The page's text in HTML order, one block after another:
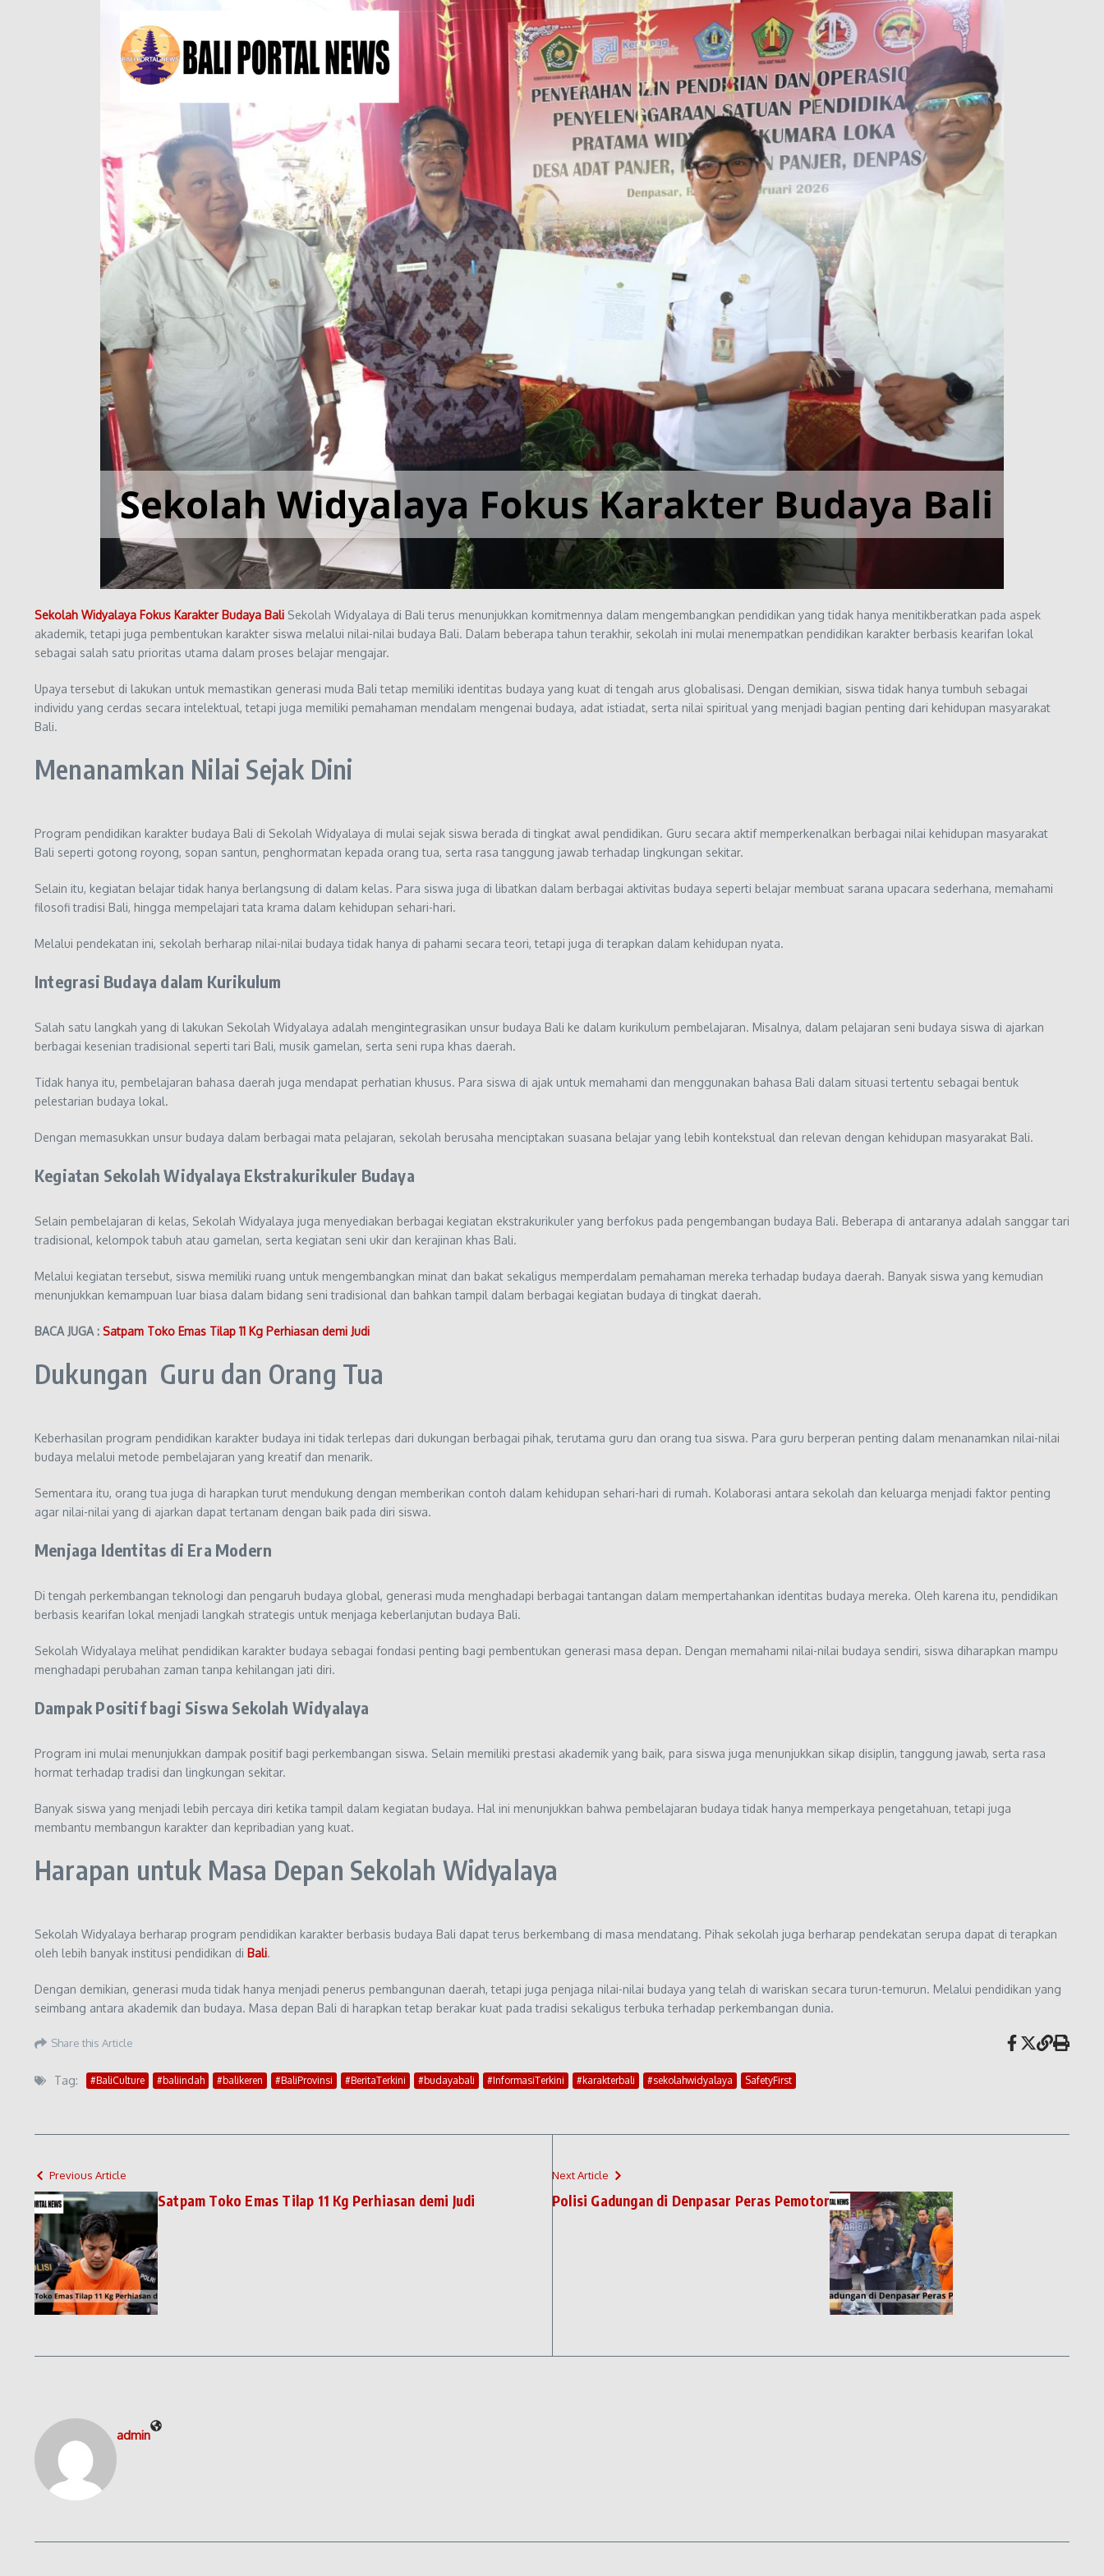
Sekolah Widyalaya Fokus Karakter Budaya Bali Sekolah Widyalaya di Bali terus menunjukkan komitmennya dalam mengembangkan pendidikan yang tidak hanya menitikberatkan pada aspek
akademik, tetapi juga pembentukan karakter siswa melalui nilai-nilai budaya Bali. Dalam beberapa tahun terakhir, sekolah ini mulai menempatkan pendidikan karakter berbasis kearifan lokal
sebagai salah satu prioritas utama dalam proses belajar mengajar.
Upaya tersebut di lakukan untuk memastikan generasi muda Bali tetap memiliki identitas budaya yang kuat di tengah arus globalisasi. Dengan demikian, siswa tidak hanya tumbuh sebagai
individu yang cerdas secara intelektual, tetapi juga memiliki pemahaman mendalam mengenai budaya, adat istiadat, serta nilai spiritual yang menjadi bagian penting dari kehidupan masyarakat
Bali.
Menanamkan Nilai Sejak Dini
Program pendidikan karakter budaya Bali di Sekolah Widyalaya di mulai sejak siswa berada di tingkat awal pendidikan. Guru secara aktif memperkenalkan berbagai nilai kehidupan masyarakat
Bali seperti gotong royong, sopan santun, penghormatan kepada orang tua, serta rasa tanggung jawab terhadap lingkungan sekitar.
Selain itu, kegiatan belajar tidak hanya berlangsung di dalam kelas. Para siswa juga di libatkan dalam berbagai aktivitas budaya seperti belajar membuat sarana upacara sederhana, memahami
filosofi tradisi Bali, hingga mempelajari tata krama dalam kehidupan sehari-hari.
Melalui pendekatan ini, sekolah berharap nilai-nilai budaya tidak hanya di pahami secara teori, tetapi juga di terapkan dalam kehidupan nyata.
Integrasi Budaya dalam Kurikulum
Salah satu langkah yang di lakukan Sekolah Widyalaya adalah mengintegrasikan unsur budaya Bali ke dalam kurikulum pembelajaran. Misalnya, dalam pelajaran seni budaya siswa di ajarkan
berbagai kesenian tradisional seperti tari Bali, musik gamelan, serta seni rupa khas daerah.
Tidak hanya itu, pembelajaran bahasa daerah juga mendapat perhatian khusus. Para siswa di ajak untuk memahami dan menggunakan bahasa Bali dalam situasi tertentu sebagai bentuk
pelestarian budaya lokal.
Dengan memasukkan unsur budaya dalam berbagai mata pelajaran, sekolah berusaha menciptakan suasana belajar yang lebih kontekstual dan relevan dengan kehidupan masyarakat Bali.
Kegiatan Sekolah Widyalaya Ekstrakurikuler Budaya
Selain pembelajaran di kelas, Sekolah Widyalaya juga menyediakan berbagai kegiatan ekstrakurikuler yang berfokus pada pengembangan budaya Bali. Beberapa di antaranya adalah sanggar tari
tradisional, kelompok tabuh atau gamelan, serta kegiatan seni ukir dan kerajinan khas Bali.
Melalui kegiatan tersebut, siswa memiliki ruang untuk mengembangkan minat dan bakat sekaligus memperdalam pemahaman mereka terhadap budaya daerah. Banyak siswa yang kemudian
menunjukkan kemampuan luar biasa dalam bidang seni tradisional dan bahkan tampil dalam berbagai kegiatan budaya di tingkat daerah.
BACA JUGA : Satpam Toko Emas Tilap 11 Kg Perhiasan demi Judi
Dukungan Guru dan Orang Tua
Keberhasilan program pendidikan karakter budaya ini tidak terlepas dari dukungan berbagai pihak, terutama guru dan orang tua siswa. Para guru berperan penting dalam menanamkan nilai-nilai
budaya melalui metode pembelajaran yang kreatif dan menarik.
Sementara itu, orang tua juga di harapkan turut mendukung dengan memberikan contoh dalam kehidupan sehari-hari di rumah. Kolaborasi antara sekolah dan keluarga menjadi faktor penting
agar nilai-nilai yang di ajarkan dapat tertanam dengan baik pada diri siswa.
Menjaga Identitas di Era Modern
Di tengah perkembangan teknologi dan pengaruh budaya global, generasi muda menghadapi berbagai tantangan dalam mempertahankan identitas budaya mereka. Oleh karena itu, pendidikan
berbasis kearifan lokal menjadi langkah strategis untuk menjaga keberlanjutan budaya Bali.
Sekolah Widyalaya melihat pendidikan karakter budaya sebagai fondasi penting bagi pembentukan generasi masa depan. Dengan memahami nilai-nilai budaya sendiri, siswa diharapkan mampu
menghadapi perubahan zaman tanpa kehilangan jati diri.
Dampak Positif bagi Siswa Sekolah Widyalaya
Program ini mulai menunjukkan dampak positif bagi perkembangan siswa. Selain memiliki prestasi akademik yang baik, para siswa juga menunjukkan sikap disiplin, tanggung jawab, serta rasa
hormat terhadap tradisi dan lingkungan sekitar.
Banyak siswa yang menjadi lebih percaya diri ketika tampil dalam kegiatan budaya. Hal ini menunjukkan bahwa pembelajaran budaya tidak hanya memperkaya pengetahuan, tetapi juga
membantu membangun karakter dan kepribadian yang kuat.
Harapan untuk Masa Depan Sekolah Widyalaya
Sekolah Widyalaya berharap program pendidikan karakter berbasis budaya Bali dapat terus berkembang di masa mendatang. Pihak sekolah juga berharap pendekatan serupa dapat di terapkan
oleh lebih banyak institusi pendidikan di Bali.
Dengan demikian, generasi muda tidak hanya menjadi penerus pembangunan daerah, tetapi juga penjaga nilai-nilai budaya yang telah di wariskan secara turun-temurun. Melalui pendidikan yang
seimbang antara akademik dan budaya. Masa depan Bali di harapkan tetap berakar kuat pada tradisi sekaligus terbuka terhadap perkembangan dunia.
Share this Article
Tag: #BaliCulture #baliindah #balikeren #BaliProvinsi #BeritaTerkini #budayabali #InformasiTerkini #karakterbali #sekolahwidyalaya SafetyFirst
Previous Article
Satpam Toko Emas Tilap 11 Kg Perhiasan demi Judi
Next Article
Polisi Gadungan di Denpasar Peras Pemotor
admin